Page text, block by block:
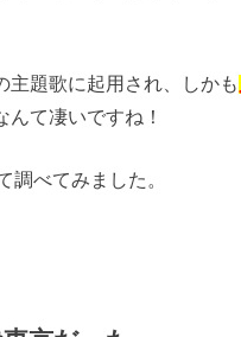
主題歌に起用され、しかも
て凄いですね！
調べてみました。